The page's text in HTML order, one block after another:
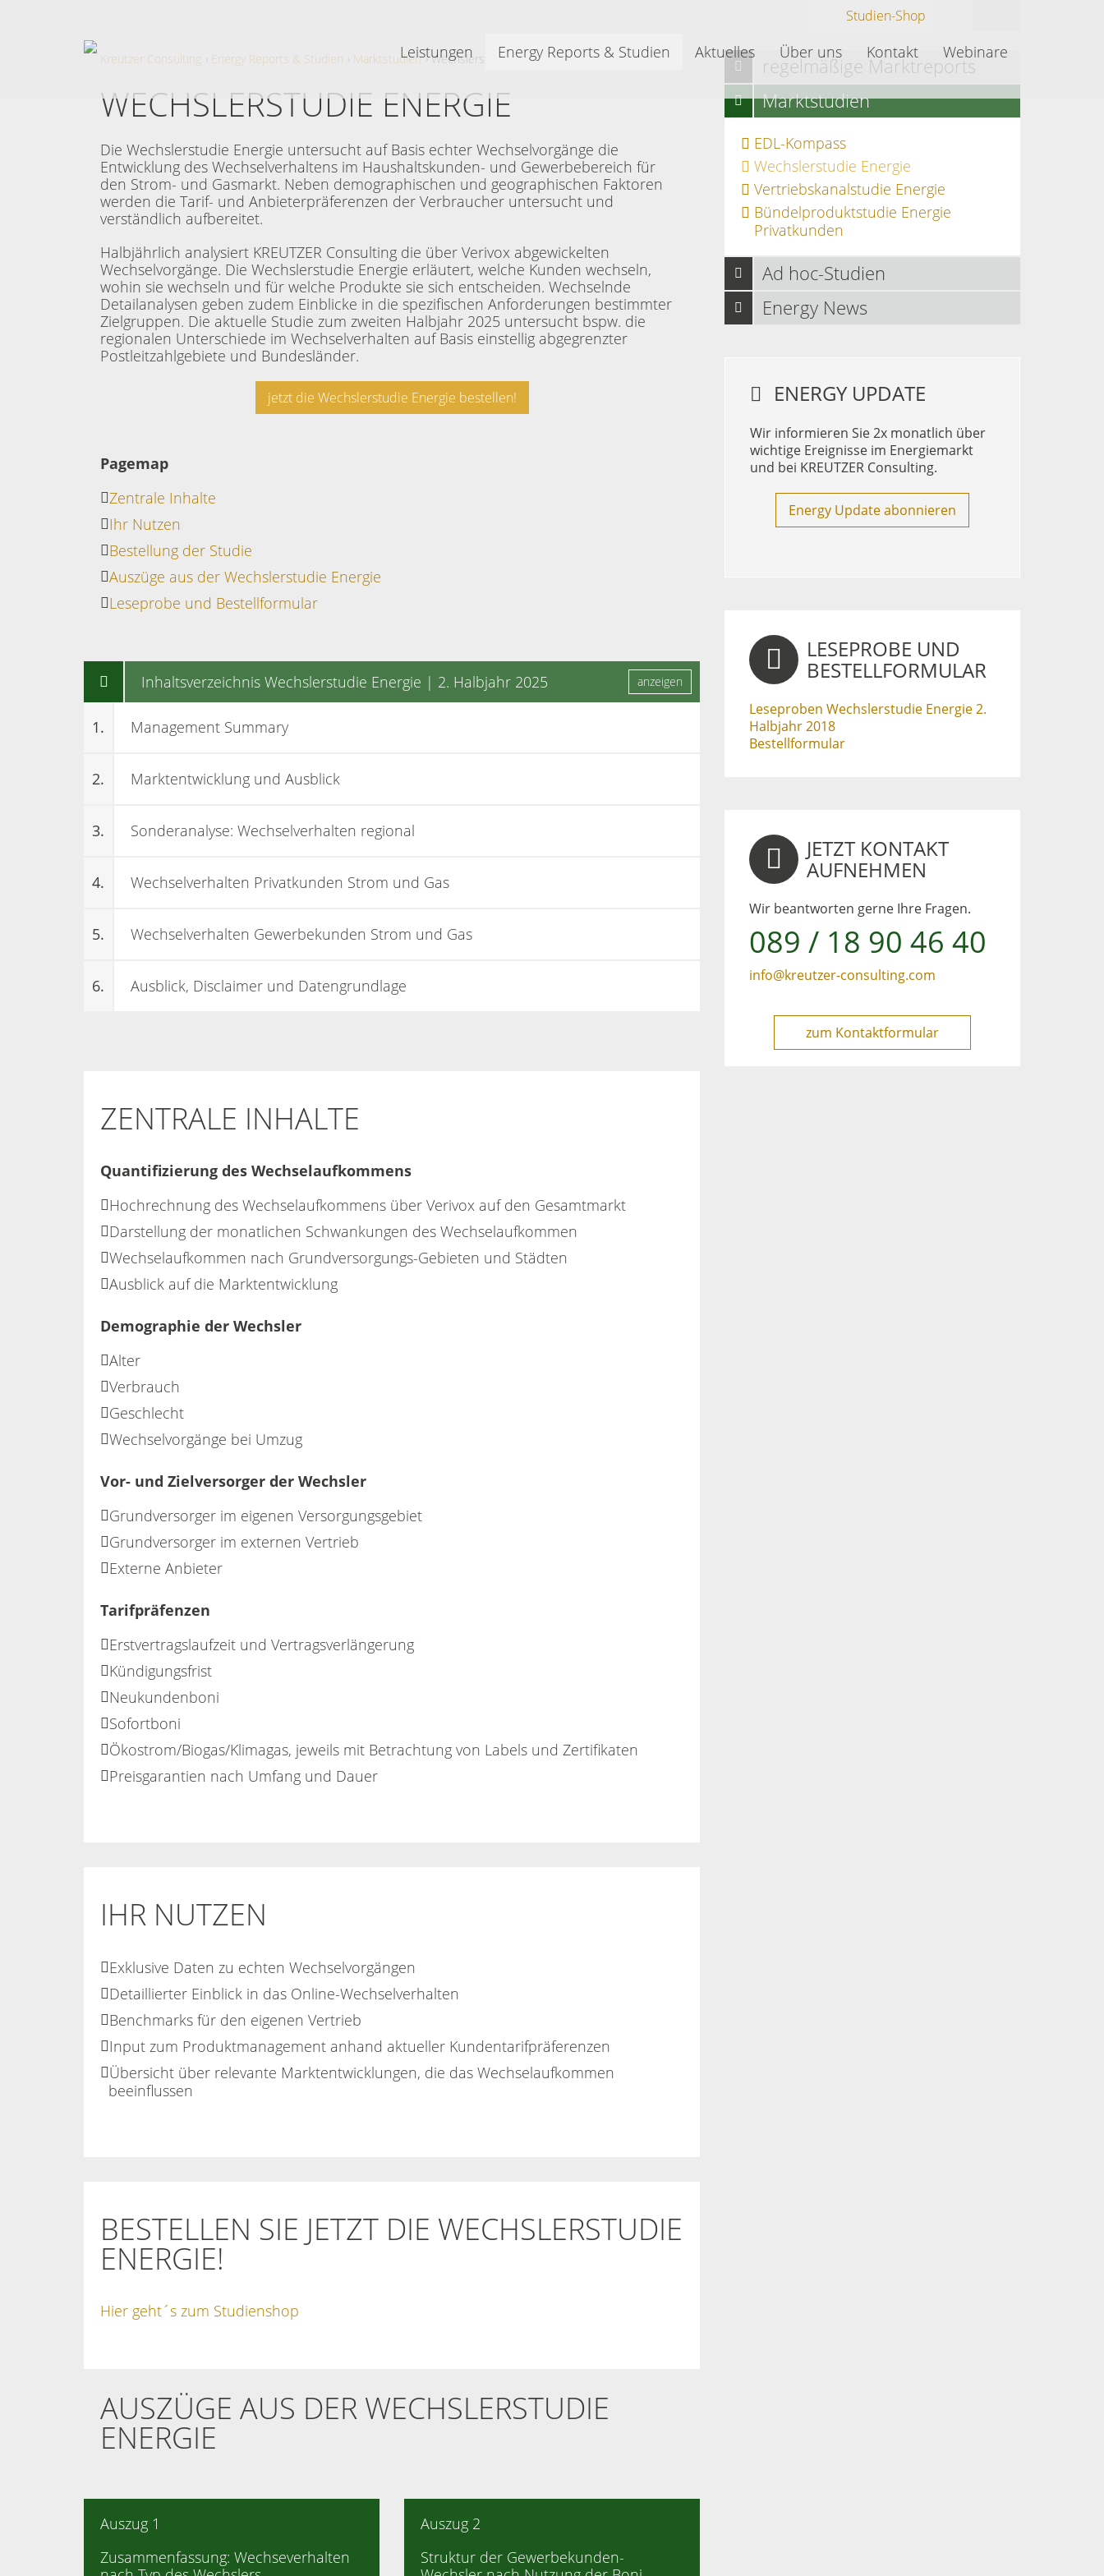
Studien-Shop
Leistungen Energy Reports & Studien Aktuelles Über uns Kontakt Webinare
Kreutzer Consulting Energy Reports & Studien Marktstudien Wechslerstudie Energie
WECHSLERSTUDIE ENERGIE
Die Wechslerstudie Energie untersucht auf Basis echter Wechselvorgänge die
Entwicklung des Wechselverhaltens im Haushaltskunden- und Gewerbebereich für
den Strom- und Gasmarkt. Neben demographischen und geographischen Faktoren
werden die Tarif- und Anbieterpräferenzen der Verbraucher untersucht und
verständlich aufbereitet.
Halbjährlich analysiert KREUTZER Consulting die über Verivox abgewickelten
Wechselvorgänge. Die Wechslerstudie Energie erläutert, welche Kunden wechseln,
wohin sie wechseln und für welche Produkte sie sich entscheiden. Wechselnde
Detailanalysen geben zudem Einblicke in die spezifischen Anforderungen bestimmter
Zielgruppen. Die aktuelle Studie zum zweiten Halbjahr 2025 untersucht bspw. die
regionalen Unterschiede im Wechselverhalten auf Basis einstellig abgegrenzter
Postleitzahlgebiete und Bundesländer.
jetzt die Wechslerstudie Energie bestellen!
Pagemap
Zentrale Inhalte
Ihr Nutzen
Bestellung der Studie
Auszüge aus der Wechslerstudie Energie
Leseprobe und Bestellformular
Inhaltsverzeichnis Wechslerstudie Energie | 2. Halbjahr 2025 anzeigen
1. Management Summary
2. Marktentwicklung und Ausblick
3. Sonderanalyse: Wechselverhalten regional
4. Wechselverhalten Privatkunden Strom und Gas
5. Wechselverhalten Gewerbekunden Strom und Gas
6. Ausblick, Disclaimer und Datengrundlage
ZENTRALE INHALTE
Quantifizierung des Wechselaufkommens
Hochrechnung des Wechselaufkommens über Verivox auf den Gesamtmarkt
Darstellung der monatlichen Schwankungen des Wechselaufkommen
Wechselaufkommen nach Grundversorgungs-Gebieten und Städten
Ausblick auf die Marktentwicklung
Demographie der Wechsler
Alter
Verbrauch
Geschlecht
Wechselvorgänge bei Umzug
Vor- und Zielversorger der Wechsler
Grundversorger im eigenen Versorgungsgebiet
Grundversorger im externen Vertrieb
Externe Anbieter
Tarifpräfenzen
Erstvertragslaufzeit und Vertragsverlängerung
Kündigungsfrist
Neukundenboni
Sofortboni
Ökostrom/Biogas/Klimagas, jeweils mit Betrachtung von Labels und Zertifikaten
Preisgarantien nach Umfang und Dauer
IHR NUTZEN
Exklusive Daten zu echten Wechselvorgängen
Detaillierter Einblick in das Online-Wechselverhalten
Benchmarks für den eigenen Vertrieb
Input zum Produktmanagement anhand aktueller Kundentarifpräferenzen
Übersicht über relevante Marktentwicklungen, die das Wechselaufkommen
beeinflussen
BESTELLEN SIE JETZT DIE WECHSLERSTUDIE
ENERGIE!
Hier geht´s zum Studienshop
AUSZÜGE AUS DER WECHSLERSTUDIE
ENERGIE
Auszug 1
Zusammenfassung: Wechseverhalten
Auszug 2
Struktur der Gewerbekunden-
regelmäßige Marktreports
Marktstudien
EDL-Kompass
Wechslerstudie Energie
Vertriebskanalstudie Energie
Bündelproduktstudie Energie
Privatkunden
Ad hoc-Studien
Energy News
ENERGY UPDATE
Wir informieren Sie 2x monatlich über
wichtige Ereignisse im Energiemarkt
und bei KREUTZER Consulting.
Energy Update abonnieren
LESEPROBE UND
BESTELLFORMULAR
Leseproben Wechslerstudie Energie 2.
Halbjahr 2018
Bestellformular
JETZT KONTAKT
AUFNEHMEN
Wir beantworten gerne Ihre Fragen.
089 / 18 90 46 40
info@kreutzer-consulting.com
zum Kontaktformular